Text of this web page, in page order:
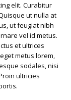
elit. Curabitur
ut nulla at
ut feugiat nibh
vel id metus.
et ultrices
metus lorem,
sodales, nisi
ultricies